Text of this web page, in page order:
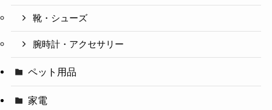
靴・シューズ
腕時計・アクセサリー
ペット用品
家電